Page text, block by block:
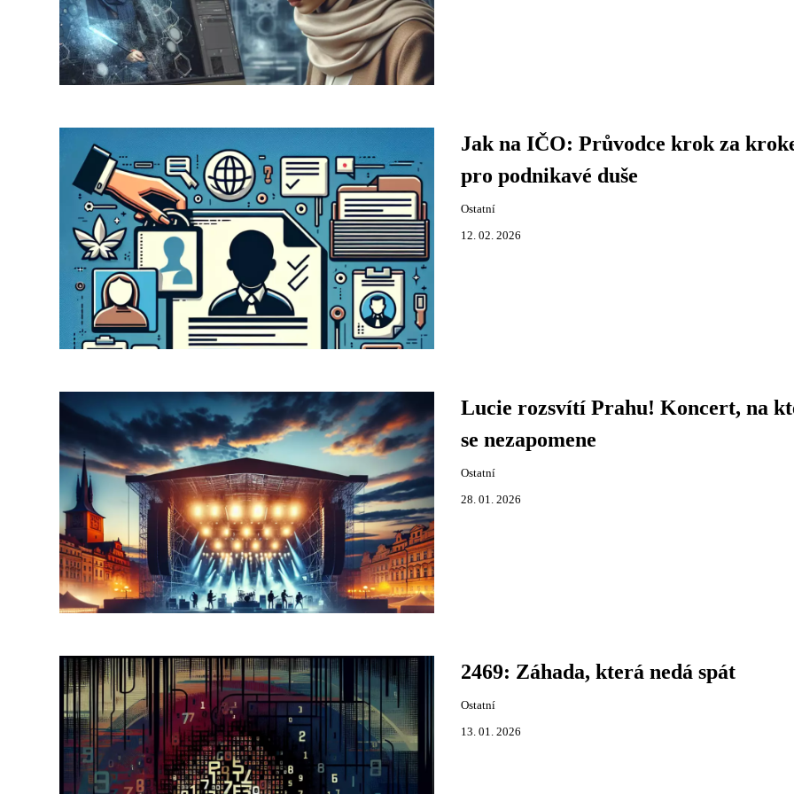
Jak na IČO: Průvodce krok za
pro podnikavé duše
Ostatní
12. 02. 2026
Lucie rozsvítí Prahu! Koncert, na
se nezapomene
Ostatní
28. 01. 2026
2469: Záhada, která nedá spát
Ostatní
13. 01. 2026